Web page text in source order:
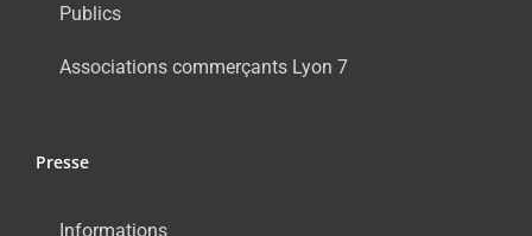
Publics
Associations commerçants Lyon 7
Presse
Informations